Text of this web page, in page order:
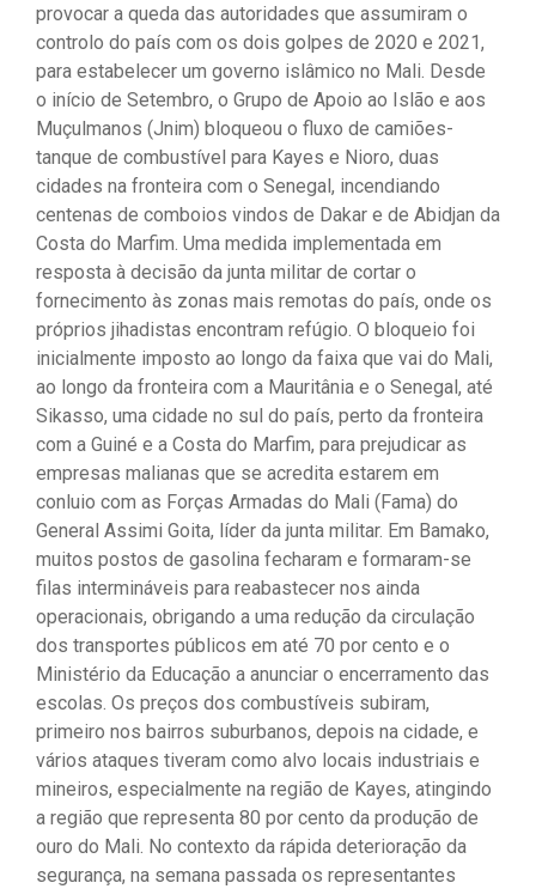
provocar a queda das autoridades que assumiram o
controlo do país com os dois golpes de 2020 e 2021,
para estabelecer um governo islâmico no Mali. Desde
o início de Setembro, o Grupo de Apoio ao Islão e aos
Muçulmanos (Jnim) bloqueou o fluxo de camiões-
tanque de combustível para Kayes e Nioro, duas
cidades na fronteira com o Senegal, incendiando
centenas de comboios vindos de Dakar e de Abidjan da
Costa do Marfim. Uma medida implementada em
resposta à decisão da junta militar de cortar o
fornecimento às zonas mais remotas do país, onde os
próprios jihadistas encontram refúgio. O bloqueio foi
inicialmente imposto ao longo da faixa que vai do Mali,
ao longo da fronteira com a Mauritânia e o Senegal, até
Sikasso, uma cidade no sul do país, perto da fronteira
com a Guiné e a Costa do Marfim, para prejudicar as
empresas malianas que se acredita estarem em
conluio com as Forças Armadas do Mali (Fama) do
General Assimi Goita, líder da junta militar. Em Bamako,
muitos postos de gasolina fecharam e formaram-se
filas intermináveis ​​para reabastecer nos ainda
operacionais, obrigando a uma redução da circulação
dos transportes públicos em até 70 por cento e o
Ministério da Educação a anunciar o encerramento das
escolas. Os preços dos combustíveis subiram,
primeiro nos bairros suburbanos, depois na cidade, e
vários ataques tiveram como alvo locais industriais e
mineiros, especialmente na região de Kayes, atingindo
a região que representa 80 por cento da produção de
ouro do Mali. No contexto da rápida deterioração da
segurança, na semana passada os representantes